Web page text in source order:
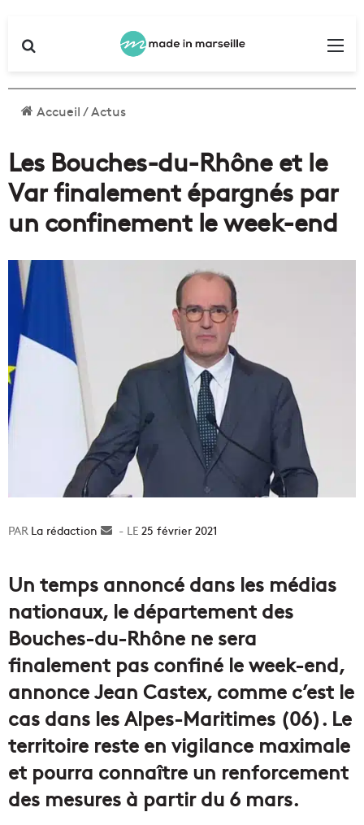
Accueil/Actus
Les Bouches-du-Rhône et le
Var finalement épargnés par
un confinement le week-end
La rédaction
Envoyer25 février 2021
Un temps annoncé dans les médias
nationaux, le département des
Bouches-du-Rhône ne sera
finalement pas confiné le week-end,
annonce Jean Castex, comme c’est le
cas dans les Alpes-Maritimes (06). Le
territoire reste en vigilance maximale
et pourra connaître un renforcement
des mesures à partir du 6 mars.